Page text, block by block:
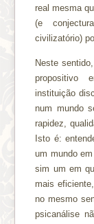
real mesma
(e
civilizatório)
Neste
propositivo
instituição
num mundo
rapidez,
Isto é:
um mundo
sim um em
mais
no mesmo
psicanálise